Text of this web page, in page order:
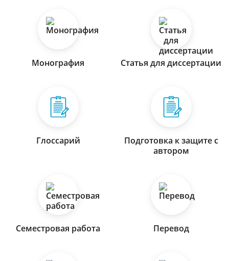
Монография Статья для диссертации
Глоссарий
Подготовка к защите с
автором
Семестровая работа Перевод